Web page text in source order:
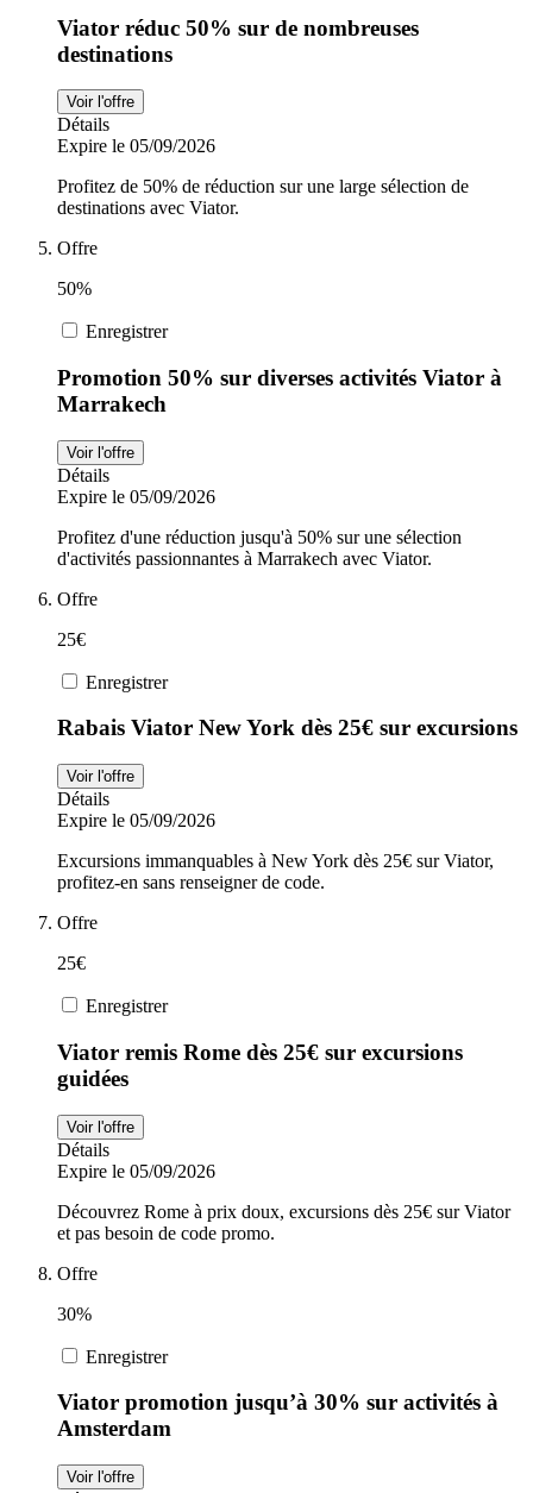
Viator réduc 50% sur de nombreuses
destinations
Voir l'offre
Détails
Expire le 05/09/2026
Profitez de 50% de réduction sur une large sélection de
destinations avec Viator.
Offre
50%
Enregistrer
Promotion 50% sur diverses activités Viator à
Marrakech
Voir l'offre
Détails
Expire le 05/09/2026
Profitez d'une réduction jusqu'à 50% sur une sélection
d'activités passionnantes à Marrakech avec Viator.
Offre
25€
Enregistrer
Rabais Viator New York dès 25€ sur excursions
Voir l'offre
Détails
Expire le 05/09/2026
Excursions immanquables à New York dès 25€ sur Viator,
profitez-en sans renseigner de code.
Offre
25€
Enregistrer
Viator remis Rome dès 25€ sur excursions
guidées
Voir l'offre
Détails
Expire le 05/09/2026
Découvrez Rome à prix doux, excursions dès 25€ sur Viator
et pas besoin de code promo.
Offre
30%
Enregistrer
Viator promotion jusqu’à 30% sur activités à
Amsterdam
Voir l'offre